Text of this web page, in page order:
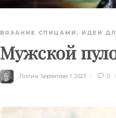
ВЯЗАНИЕ СПИЦАМИ , ИДЕИ
Мужской
Лилия, September 1, 2023 0